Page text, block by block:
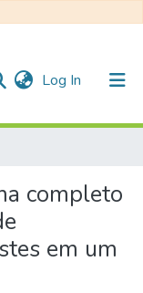
Log In (current)
completo
em um